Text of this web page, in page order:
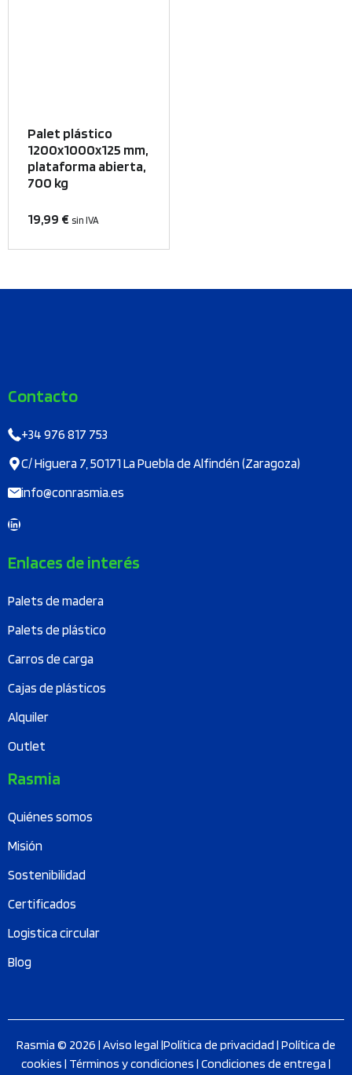
Palet plástico
1200x1000x125 mm,
plataforma abierta,
700 kg
19,99 € sin IVA
Contacto
+34 976 817 753
C/ Higuera 7, 50171 La Puebla de Alfindén (Zaragoza)
info@conrasmia.es
LinkedIn
Enlaces de interés
Palets de madera
Palets de plástico
Carros de carga
Cajas de plásticos
Alquiler
Outlet
Rasmia
Quiénes somos
Misión
Sostenibilidad
Certificados
Logistica circular
Blog
Rasmia © 2026 | Aviso legal |Política de privacidad | Política de
cookies | Términos y condiciones | Condiciones de entrega |